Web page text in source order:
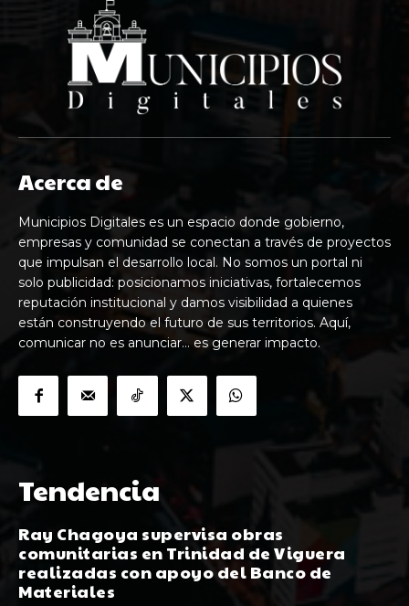
Acerca de
Municipios Digitales es un espacio donde gobierno,
empresas y comunidad se conectan a través de proyectos
que impulsan el desarrollo local. No somos un portal ni
solo publicidad: posicionamos iniciativas, fortalecemos
reputación institucional y damos visibilidad a quienes
están construyendo el futuro de sus territorios. Aquí,
comunicar no es anunciar… es generar impacto.
Tendencia
Ray Chagoya supervisa obras
comunitarias en Trinidad de Viguera
realizadas con apoyo del Banco de
Materiales